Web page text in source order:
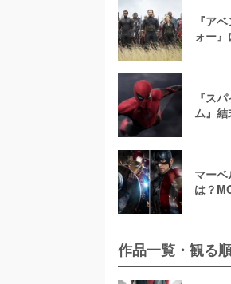
『ア
ォー
『ス
ム』
マー
は？
作品一覧・観る